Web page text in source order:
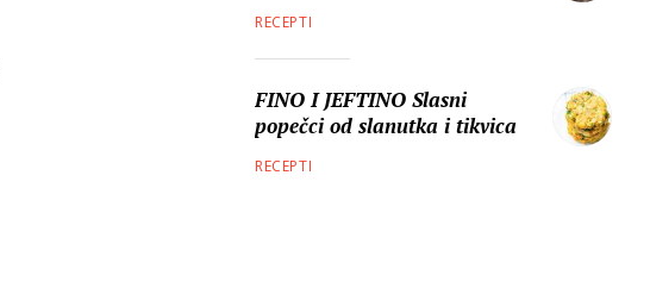
RECEPTI
FINO I JEFTINO Slasni
popečci od slanutka i tikvica
RECEPTI